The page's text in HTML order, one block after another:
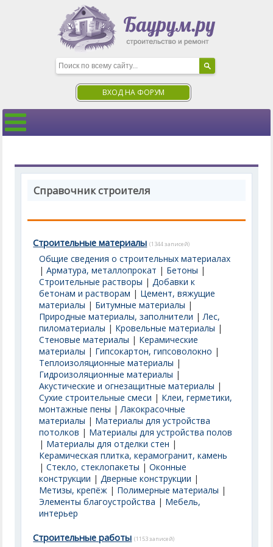
ВХОД НА ФОРУМ
Справочник строителя
Строительные материалы (1344 записей)
Общие сведения о строительных материалах
|Арматура, металлопрокат | Бетоны |
Строительные растворы |Добавки к
бетонам и растворам | Цемент, вяжущие
материалы | Битумные материалы |
Природные материалы, заполнители |Лес,
пиломатериалы | Кровельные материалы |
Стеновые материалы | Керамические
материалы | Гипсокартон, гипсоволокно |
Теплоизоляционные материалы |
Гидроизоляционные материалы |
Акустические и огнезащитные материалы |
Сухие строительные смеси | Клеи, герметики,
монтажные пены |Лакокрасочные
материалы | Материалы для устройства
потолков | Материалы для устройства полов
| Материалы для отделки стен |
Керамическая плитка, керамогранит, камень
|Стекло, стеклопакеты |Оконные
конструкции |Дверные конструкции |
Метизы, крепёж | Полимерные материалы |
Элементы благоустройства | Мебель,
интерьер
Строительные работы (1153 записей)